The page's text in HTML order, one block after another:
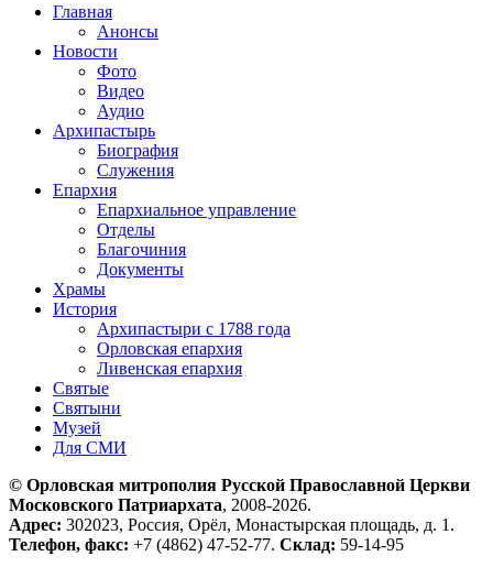
Главная
Анонсы
Новости
Фото
Видео
Аудио
Архипастырь
Биография
Служения
Епархия
Епархиальное управление
Отделы
Благочиния
Документы
Храмы
История
Архипастыри с 1788 года
Орловская епархия
Ливенская епархия
Святые
Святыни
Музей
Для СМИ
© Орловская митрополия Русской Православной Церкви
Московского Патриархата, 2008-2026.
Адрес: 302023, Россия, Орёл, Монастырская площадь, д. 1.
Телефон, факс: +7 (4862) 47-52-77. Склад: 59-14-95